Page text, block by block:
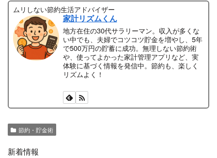
ムリしない節約生活アドバイザー
家計リズムくん
地方在住の30代サラリーマン。収入が多くな
い中でも、夫婦でコツコツ貯金を増やし、5年
で500万円の貯蓄に成功。無理しない節約術
や、使ってよかった家計管理アプリなど、実
体験に基づく情報を発信中。節約も、楽しく
リズムよく！
節約・貯金術
新着情報